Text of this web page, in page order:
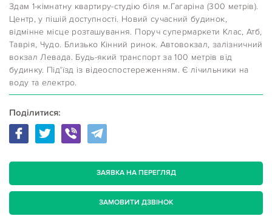
Здам 1-кімнатну квартиру-студію біля м.Гагаріна (300 метрів).
Центр, у пішій доступності. Новий сучасний будинок,
відмінне місце розташування. Поруч супермаркети Клас, Атб,
Таврія, Чудо. Близько Кінний ринок. Автовокзал, залізничний
вокзал Левада. Будь-який транспорт за 100 метрів від
будинку. Під'їзд із відеоспостереженням. Є лічильники на
воду та електро.
Поділитися:
ЗАЯВКА НА ПЕРЕГЛЯД
ЗАМОВИТИ ДЗВІНОК